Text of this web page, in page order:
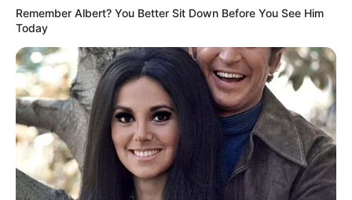
Remember Albert? You Better Sit Down Before You See Him
Today